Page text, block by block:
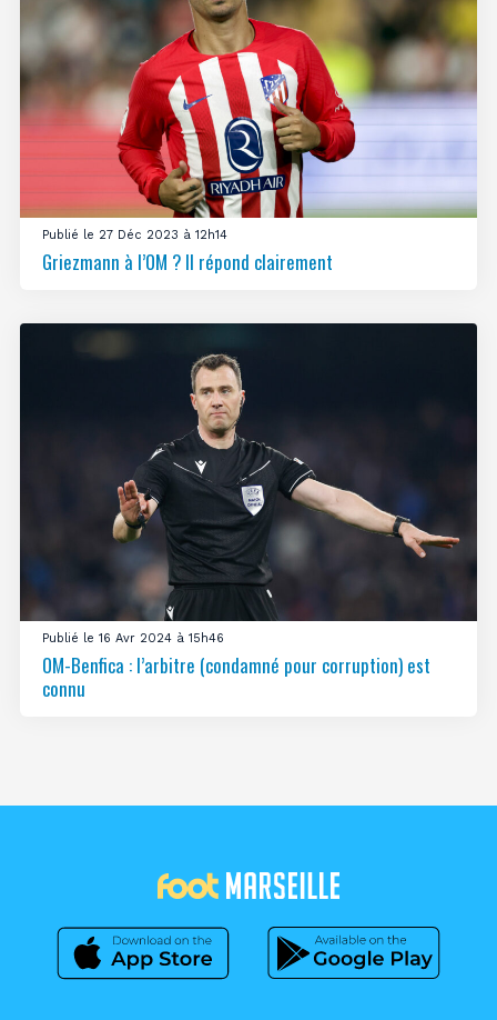
Publié le 27 Déc 2023 à 12h14
Griezmann à l’OM ? Il répond clairement
Publié le 16 Avr 2024 à 15h46
OM-Benfica : l’arbitre (condamné pour corruption) est
connu